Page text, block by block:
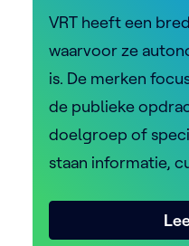
VRT heeft een
waarvoor ze
is. De merken
de publieke
doelgroep of
staan informatie,